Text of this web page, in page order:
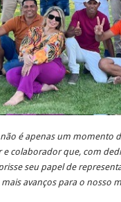
é apenas um momento
e colaborador que, com
seu papel de
avanços para o nosso